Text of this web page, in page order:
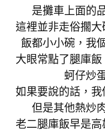
是攤車上面的
這裡並非走俗擱
飯都小小碗，我
大眼常點了腿庫
蚵仔炒
如果要說的話，我
但是其他熱炒
老二腿庫飯早是